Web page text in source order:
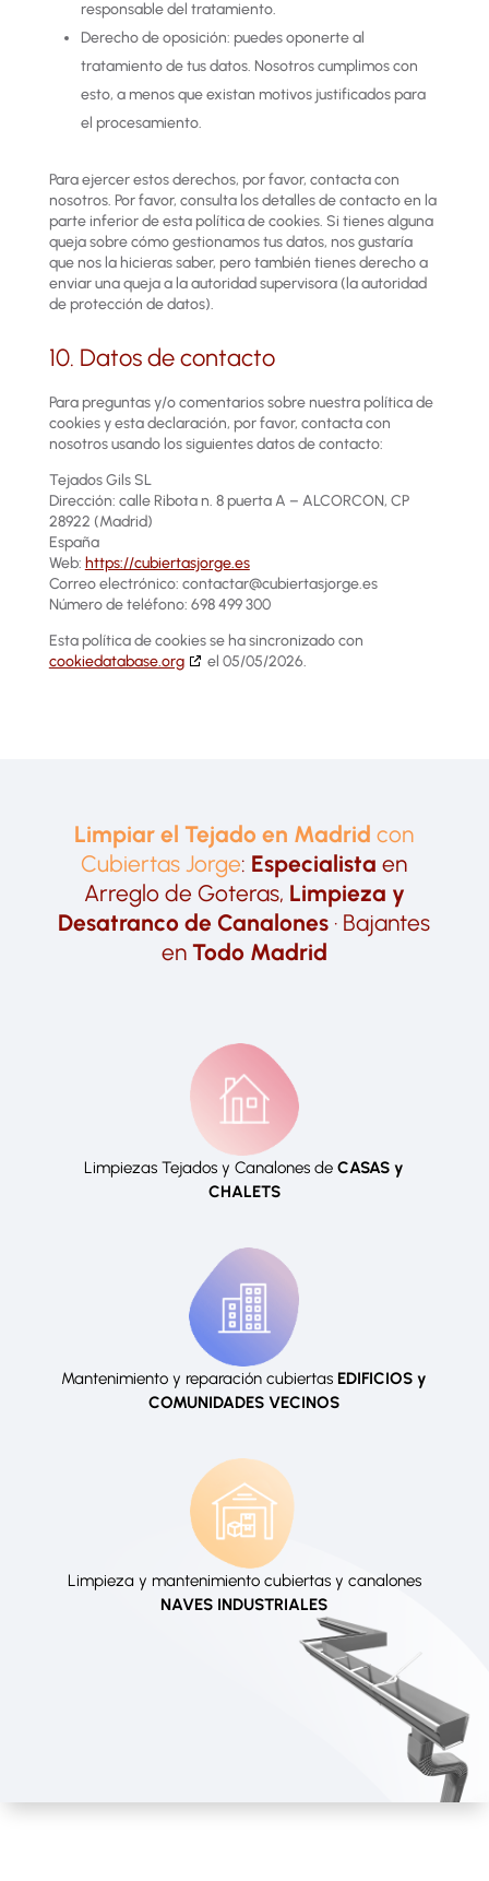
responsable del tratamiento.
Derecho de oposición: puedes oponerte al
tratamiento de tus datos. Nosotros cumplimos con
esto, a menos que existan motivos justificados para
el procesamiento.
Para ejercer estos derechos, por favor, contacta con
nosotros. Por favor, consulta los detalles de contacto en la
parte inferior de esta política de cookies. Si tienes alguna
queja sobre cómo gestionamos tus datos, nos gustaría
que nos la hicieras saber, pero también tienes derecho a
enviar una queja a la autoridad supervisora (la autoridad
de protección de datos).
10. Datos de contacto
Para preguntas y/o comentarios sobre nuestra política de
cookies y esta declaración, por favor, contacta con
nosotros usando los siguientes datos de contacto:
Tejados Gils SL
Dirección: calle Ribota n. 8 puerta A – ALCORCON, CP
28922 (Madrid)
España
Web: https://cubiertasjorge.es
Correo electrónico: contactar@cubiertasjorge.es
Número de teléfono: 698 499 300
Esta política de cookies se ha sincronizado con
cookiedatabase.org
el 05/05/2026.
Limpiar el Tejado en Madrid con
Cubiertas Jorge: Especialista en
Arreglo de Goteras, Limpieza y
Desatranco de Canalones · Bajantes
en Todo Madrid
Limpiezas Tejados y Canalones deCASAS y
CHALETS
Mantenimiento y reparación cubiertasEDIFICIOS y
COMUNIDADES VECINOS
Limpieza y mantenimiento cubiertas y canalones
NAVES INDUSTRIALES